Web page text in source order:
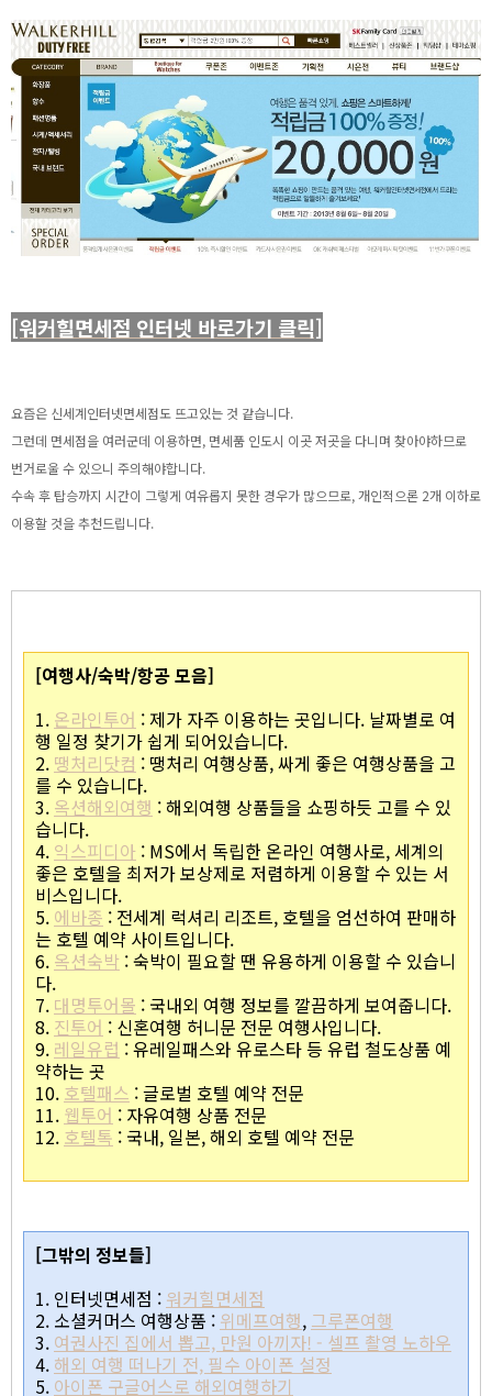
[워커힐면세점 인터넷 바로가기 클릭]
요즘은 신세계인터넷면세점도 뜨고있는 것 같습니다.
그런데 면세점을 여러군데 이용하면, 면세품 인도시 이곳 저곳을 다니며 찾아야하므로
번거로울 수 있으니 주의해야합니다.
수속 후 탑승까지 시간이 그렇게 여유롭지 못한 경우가 많으므로, 개인적으론 2개 이하로
이용할 것을 추천드립니다.
[여행사/숙박/항공 모음]
1. 온라인투어 : 제가 자주 이용하는 곳입니다. 날짜별로 여
행 일정 찾기가 쉽게 되어있습니다.
2. 땡처리닷컴 : 땡처리 여행상품, 싸게 좋은 여행상품을 고
를 수 있습니다.
3. 옥션해외여행 : 해외여행 상품들을 쇼핑하듯 고를 수 있
습니다.
4. 익스피디아 : MS에서 독립한 온라인 여행사로, 세계의
좋은 호텔을 최저가 보상제로 저렴하게 이용할 수 있는 서
비스입니다.
5. 에바종 : 전세계 럭셔리 리조트, 호텔을 엄선하여 판매하
는 호텔 예약 사이트입니다.
6. 옥션숙박 : 숙박이 필요할 땐 유용하게 이용할 수 있습니
다.
7. 대명투어몰 : 국내외 여행 정보를 깔끔하게 보여줍니다.
8. 진투어 : 신혼여행 허니문 전문 여행사입니다.
9. 레일유럽 : 유레일패스와 유로스타 등 유럽 철도상품 예
약하는 곳
10. 호텔패스 : 글로벌 호텔 예약 전문
11. 웹투어 : 자유여행 상품 전문
12. 호텔톡 : 국내, 일본, 해외 호텔 예약 전문
[그밖의 정보들]
1. 인터넷면세점 : 워커힐면세점
2. 소셜커머스 여행상품 : 위메프여행, 그루폰여행
3. 여권사진 집에서 뽑고, 만원 아끼자! - 셀프 촬영 노하우
4. 해외 여행 떠나기 전, 필수 아이폰 설정
5. 아이폰 구글어스로 해외여행하기